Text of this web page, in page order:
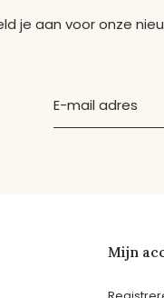
je aan voor onze
Mijn